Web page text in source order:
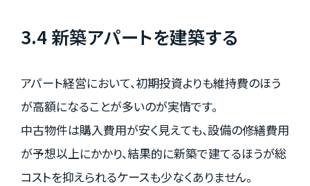
3.4 新築アパートを建築する
アパート経営において、初期投資よりも維持費のほう
が高額になることが多いのが実情です。
中古物件は購入費用が安く見えても、設備の修繕費用
が予想以上にかかり、結果的に新築で建てるほうが総
コストを抑えられるケースも少なくありません。